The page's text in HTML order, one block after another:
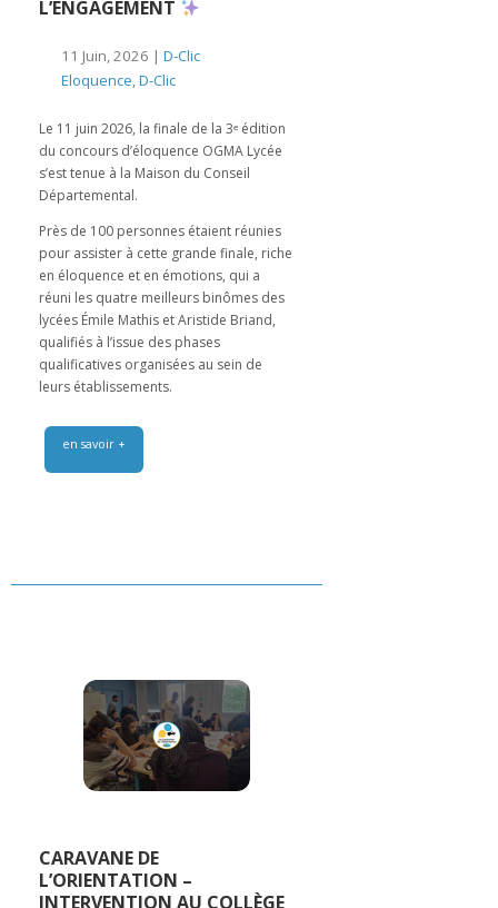
L’ENGAGEMENT
11 Juin, 2026 | D-Clic
Eloquence,D-Clic
Le 11 juin 2026, la finale de la 3ᵉ édition
du concours d’éloquence OGMA Lycée
s’est tenue à la Maison du Conseil
Départemental.
Près de 100 personnes étaient réunies
pour assister à cette grande finale, riche
en éloquence et en émotions, qui a
réuni les quatre meilleurs binômes des
lycées Émile Mathis et Aristide Briand,
qualifiés à l’issue des phases
qualificatives organisées au sein de
leurs établissements.
en savoir +
CARAVANE DE
L’ORIENTATION –
INTERVENTION AU COLLÈGE